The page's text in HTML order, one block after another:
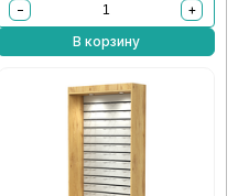
−
+
В корзину